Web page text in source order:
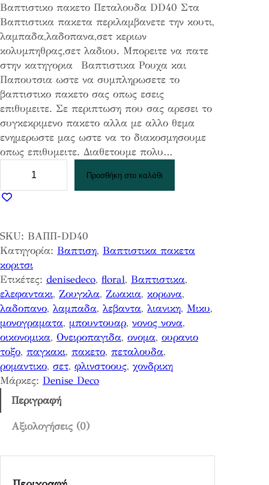
r
i
g
i
n
a
l
p
r
i
c
2
1
,
0
0
€
.
τ
ρ
έ
χ
ο
υ
σ
α
τ
ι
μ
ι
:
6
9
,
0
0
€
.
Βαπτιστικο πακετο Πεταλουδα DD40 Στα
Βαπτιστικα πακετα περιλαμβανετε την κουτι,
λαμπαδα,λαδοπανα,σετ κεριων
κολυμπηθρας,σετ λαδιου. Μπορειτε να πατε
στην κατηγορια Βαπτιστικα Ρουχα και
Παπουτσια ωστε να συμπληρωσετε το
βαπτιστικο πακετο σας οπως εσεις
επιθυμειτε. Σε περιπτωση που σας αρεσει το
συγκεκριμενο πακετο αλλα με αλλο θεμα
ενημερωστε μας ωστε να το διακοσμησουμε
οπως επιθυμειτε. Διαθετουμε πολυ…
π
σ
τ
ι
κ
ο
π
α
κ
ε
τ
ο
ε
λ
Προσθήκη στο καλάθι
SKU: ΒΑΠΠ-DD40
Κατηγορία: Βαπτιση, Βαπτιστικα πακετα
κοριτσι
Ετικέτες: denisedeco, floral, Βαπτιστικα
ελεφαντακι, Ζουγκλα, Ζωακια, κορωνα
λαδοπανο, λαμπαδα, λεβαντα, λιανικη, Μικυ
μονογραματα, μπουντουαρ, νονος νονα
οικονομικα, Ονειροπαγιδα, ονομα, ουρανιο
τοξο, παγκακι, πακετο, πεταλουδα
ρομαντικο, σετ, φλινστοους, χονδρικη
Μάρκες: Denise Deco
Περιγραφή
Αξιολογήσεις (0)